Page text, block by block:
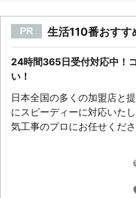
PR 生活110番おすす
24時間365日受付対応中！
い！
日本全国の多くの加盟店と
にスピーディーに対応いた
気工事のプロにお任せくださ